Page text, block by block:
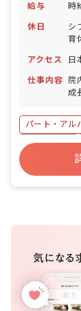
給与 時
休日
シ
育
アクセス 日
仕事内容
院
成
食
・
の
パート・アル
ブランクOK
産休育休制度